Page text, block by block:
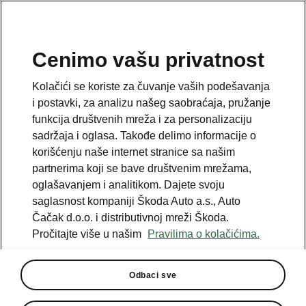
Svetska premijera novog
električnog modela Škoda
Peaq
Cenimo vašu privatnost
Kolačići se koriste za čuvanje vaših podešavanja
i postavki, za analizu našeg saobraćaja, pružanje
funkcija društvenih mreža i za personalizaciju
sadržaja i oglasa. Takođe delimo informacije o
korišćenju naše internet stranice sa našim
partnerima koji se bave društvenim mrežama,
oglašavanjem i analitikom. Dajete svoju
saglasnost kompaniji Škoda Auto a.s., Auto
Čačak d.o.o. i distributivnoj mreži Škoda.
Pročitajte više u našim
Pravilima o kolačićima.
Odbaci sve